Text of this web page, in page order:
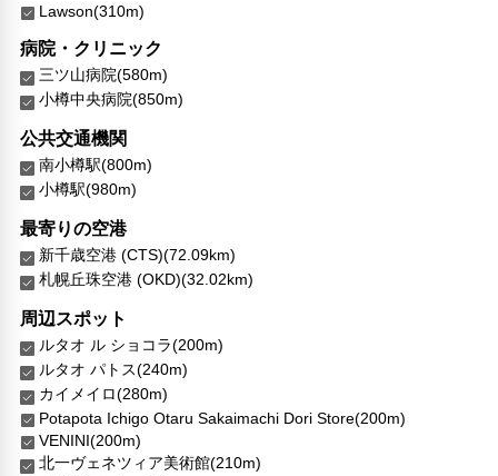
Lawson(310m)
病院・クリニック
三ツ山病院(580m)
小樽中央病院(850m)
公共交通機関
南小樽駅(800m)
小樽駅(980m)
最寄りの空港
新千歳空港 (CTS)(72.09km)
札幌丘珠空港 (OKD)(32.02km)
周辺スポット
ルタオ ル ショコラ(200m)
ルタオ パトス(240m)
カイメイロ(280m)
Potapota Ichigo Otaru Sakaimachi Dori Store(200m)
VENINI(200m)
北一ヴェネツィア美術館(210m)